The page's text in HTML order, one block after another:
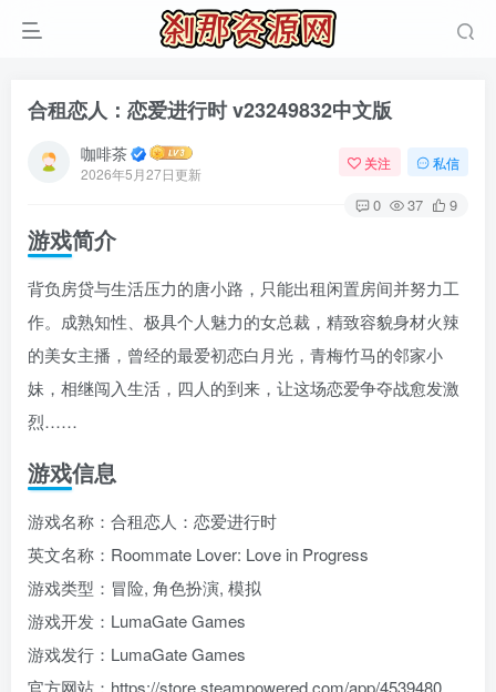
合租恋人：恋爱进行时 v23249832中文版
咖啡茶
2026年5月27日更新
关注 私信
0 37 9
游戏简介
背负房贷与生活压力的唐小路，只能出租闲置房间并努力工
作。成熟知性、极具个人魅力的女总裁，精致容貌身材火辣
的美女主播，曾经的最爱初恋白月光，青梅竹马的邻家小
妹，相继闯入生活，四人的到来，让这场恋爱争夺战愈发激
烈……
游戏信息
游戏名称：合租恋人：恋爱进行时
英文名称：Roommate Lover: Love in Progress
游戏类型：冒险, 角色扮演, 模拟
游戏开发：LumaGate Games
游戏发行：LumaGate Games
官方网站：https://store.steampowered.com/app/4539480